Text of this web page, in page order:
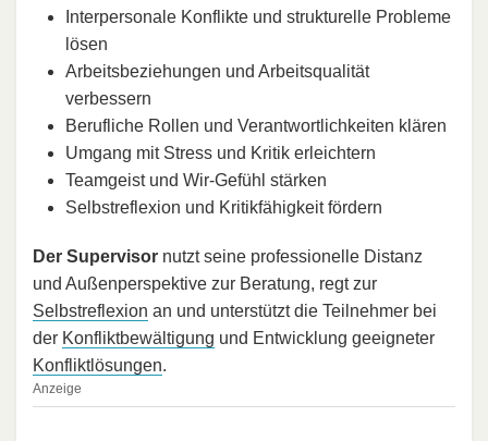
Interpersonale Konflikte und strukturelle Probleme
lösen
Arbeitsbeziehungen und Arbeitsqualität
verbessern
Berufliche Rollen und Verantwortlichkeiten klären
Umgang mit Stress und Kritik erleichtern
Teamgeist und Wir-Gefühl stärken
Selbstreflexion und Kritikfähigkeit fördern
Der Supervisor nutzt seine professionelle Distanz
und Außenperspektive zur Beratung, regt zur
Selbstreflexion an und unterstützt die Teilnehmer bei
der Konfliktbewältigung und Entwicklung geeigneter
Konfliktlösungen.
Anzeige